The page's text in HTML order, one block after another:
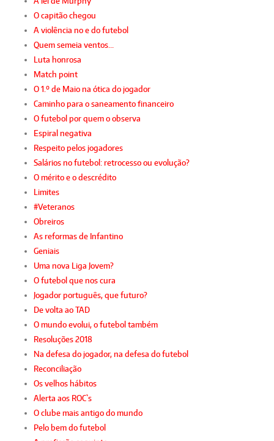
O capitão chegou
A violência no e do futebol
Quem semeia ventos…
Luta honrosa
Match point
O 1.º de Maio na ótica do jogador
Caminho para o saneamento financeiro
O futebol por quem o observa
Espiral negativa
Respeito pelos jogadores
Salários no futebol: retrocesso ou evolução?
O mérito e o descrédito
Limites
#Veteranos
Obreiros
As reformas de Infantino
Geniais
Uma nova Liga Jovem?
O futebol que nos cura
Jogador português, que futuro?
De volta ao TAD
O mundo evolui, o futebol também
Resoluções 2018
Na defesa do jogador, na defesa do futebol
Reconciliação
Os velhos hábitos
Alerta aos ROC`s
O clube mais antigo do mundo
Pelo bem do futebol